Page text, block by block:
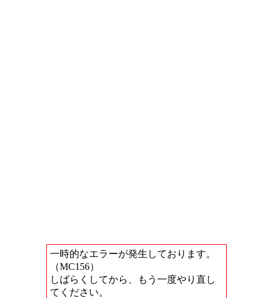
一時的なエラーが発生しております。
（MC156）
しばらくしてから、もう一度やり直し
てください。